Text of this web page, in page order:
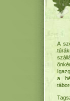
A
a